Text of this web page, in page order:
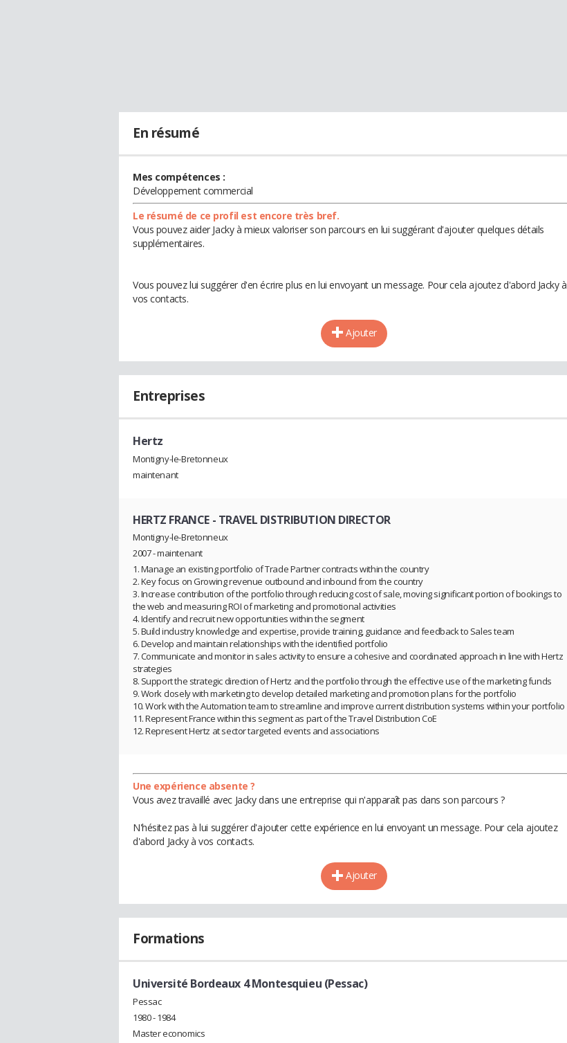
En résumé
Mes compétences :
Développement commercial
Le résumé de ce profil est encore très bref.
Vous pouvez aider Jacky à mieux valoriser son parcours en lui suggérant d'ajouter quelques détails
supplémentaires.
Vous pouvez lui suggérer d'en écrire plus en lui envoyant un message. Pour cela ajoutez d'abord Jacky à
vos contacts.
Ajouter
Entreprises
Hertz
Montigny-le-Bretonneux
maintenant
HERTZ FRANCE- TRAVEL DISTRIBUTION DIRECTOR
Montigny-le-Bretonneux
2007 - maintenant
1. Manage an existing portfolio of Trade Partner contracts within the country
2. Key focus on Growing revenue outbound and inbound from the country
3. Increase contribution of the portfolio through reducing cost of sale, moving significant portion of bookings to
the web and measuring ROI of marketing and promotional activities
4. Identify and recruit new opportunities within the segment
5. Build industry knowledge and expertise, provide training, guidance and feedback to Sales team
6. Develop and maintain relationships with the identified portfolio
7. Communicate and monitor in sales activity to ensure a cohesive and coordinated approach in line with Hertz
strategies
8. Support the strategic direction of Hertz and the portfolio through the effective use of the marketing funds
9. Work closely with marketing to develop detailed marketing and promotion plans for the portfolio
10. Work with the Automation team to streamline and improve current distribution systems within your portfolio
11. Represent France within this segment as part of the Travel Distribution CoE
12. Represent Hertz at sector targeted events and associations
Une expérience absente ?
Vous avez travaillé avec Jacky dans une entreprise qui n'apparaît pas dans son parcours ?
N'hésitez pas à lui suggérer d'ajouter cette expérience en lui envoyant un message. Pour cela ajoutez
d'abord Jacky à vos contacts.
Ajouter
Formations
Université Bordeaux 4 Montesquieu (Pessac)
Pessac
1980 - 1984
Master economics